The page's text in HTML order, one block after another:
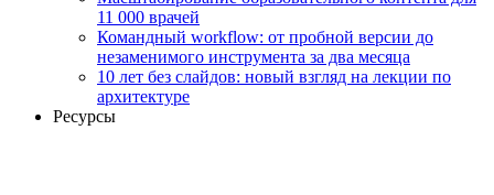
11 000 врачей
Командный workflow: от пробной версии до
незаменимого инструмента за два месяца
10 лет без слайдов: новый взгляд на лекции по
архитектуре
Ресурсы